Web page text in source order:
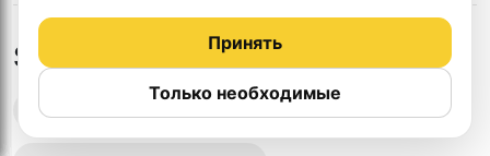
Studios in nearby cities
Podcast recording studios
Только необходимые
Принять